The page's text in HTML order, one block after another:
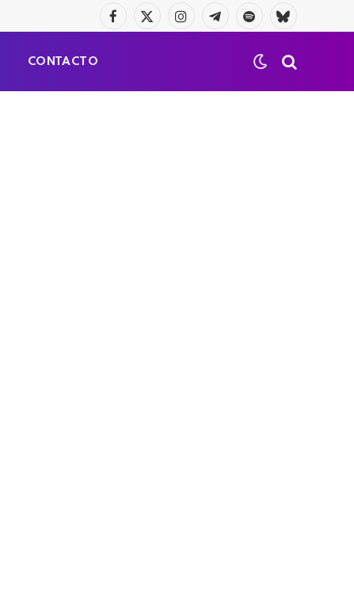
Facebook
X
InstagramTelegramaSpotifyBluesky
CONTACTO